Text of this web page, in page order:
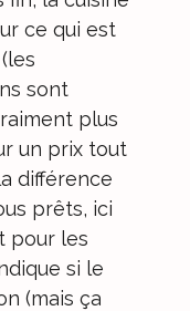
ce qui est
sont
plus
un prix tout
différence
prêts, ici
pour les
si le
(mais ça